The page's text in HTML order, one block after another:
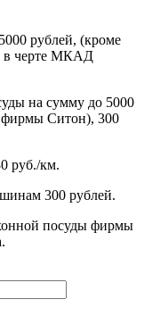
рублей, (кроме
в черте МКАД
на сумму до 5000
фирмы Ситон), 300
руб./км.
300 рублей.
посуды фирмы